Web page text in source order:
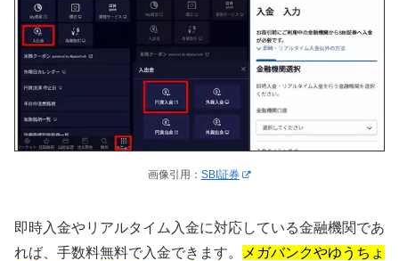
画像引用： SBI証券
即時入金やリアルタイム入金に対応している金融機関であ
れば、手数料無料で入金できます。
メガバンクやゆうちょ